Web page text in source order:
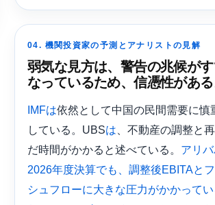
04. 機関投資家の予測とアナリストの見解
弱気な見方は、警告の兆候が
なっているため、信憑性がある
IMFは依然として中国の民間需要に慎
している。UBSは 、不動産の調整と
だ時間がかかると述べている。 アリ
2026年度決算でも、調整後EBITAと
シュフローに大きな圧力がかかって